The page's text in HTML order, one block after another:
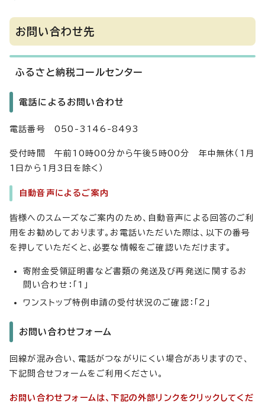
お問い合わせ先
ふるさと納税コールセンター
電話によるお問い合わせ
電話番号 050-3146-8493
受付時間 午前10時00分から午後5時00分 年中無休（1月
1日から1月3日を除く）
自動音声によるご案内
皆様へのスムーズなご案内のため、自動音声による回答のご利
用をお勧めしております。お電話いただいた際は、以下の番号
を押していただくと、必要な情報をご確認いただけます。
寄附金受領証明書など書類の発送及び再発送に関するお
問い合わせ：「1」
ワンストップ特例申請の受付状況のご確認：「2」
お問い合わせフォーム
回線が混み合い、電話がつながりにくい場合がありますので、
下記問合せフォームをご利用ください。
お問い合わせフォームは、下記の外部リンクをクリックしてくだ